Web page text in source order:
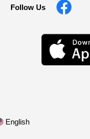
Follow Us
English